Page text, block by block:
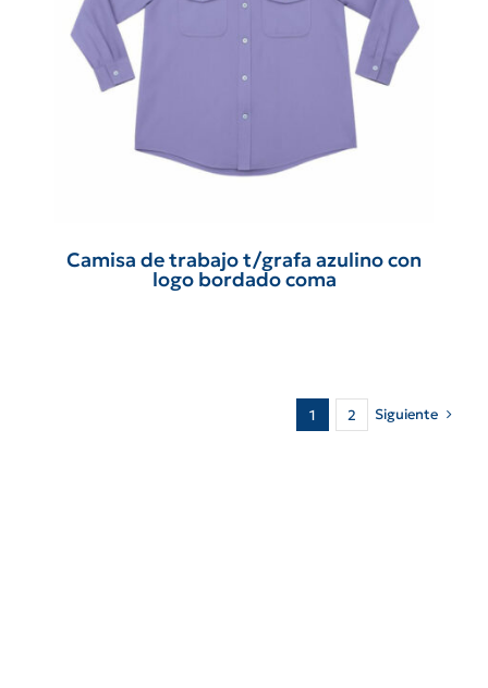
Camisa de trabajo t/grafa azulino con
logo bordado coma
1 2 Siguiente